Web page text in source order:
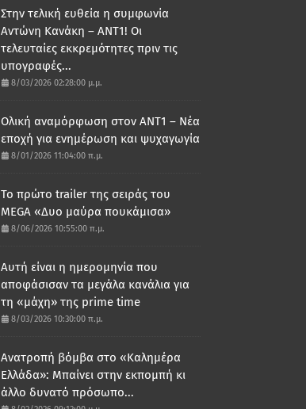
Στην τελική ευθεία η συμφωνία
Αντώνη Κανάκη – ΑΝΤ1! Οι
τελευταίες εκκρεμότητες πριν τις
υπογραφές...
8/03/2026 02:28:00 μ.μ.
Ολική αναμόρφωση στον ΑΝΤ1 – Νέα
εποχή για ενημέρωση και ψυχαγωγία
8/01/2026 11:04:00 π.μ.
Το πρώτο trailer της σειράς του
MEGA «Δυο μαύρα πουκάμισα»
8/06/2026 10:55:00 π.μ.
Αυτή είναι η ημερομηνία που
αποφάσισαν τα μεγάλα κανάλια για
τη «μάχη» της prime time
8/03/2026 10:30:00 π.μ.
Ανατροπή βόμβα στο «Καλημέρα
Ελλάδα»: Μπαίνει στην εκπομπή κι
άλλο δυνατό πρόσωπο...